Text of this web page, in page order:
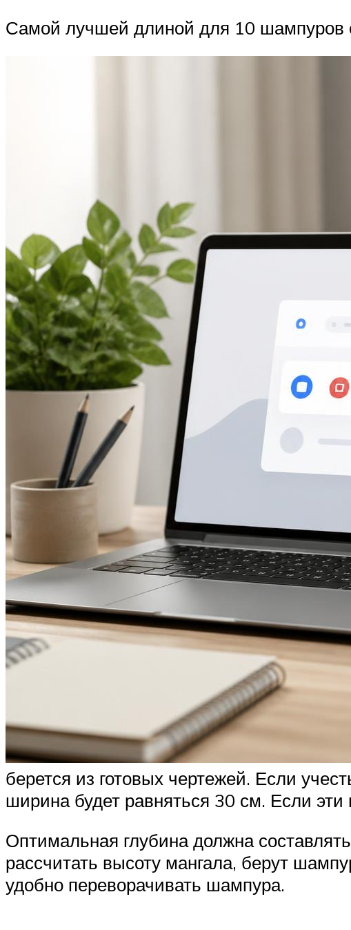
Самой лучшей длиной для 10 шампуров
берется из готовых чертежей. Если
ширина будет равняться 30 см. Если эти
Оптимальная глубина должна
рассчитать высоту мангала, берут
удобно переворачивать шампура.